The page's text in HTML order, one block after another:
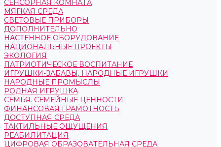
СЕНСОРНАЯ КОМНАТА
МЯГКАЯ СРЕДА
СВЕТОВЫЕ ПРИБОРЫ
ДОПОЛНИТЕЛЬНО
НАСТЕННОЕ ОБОРУДОВАНИЕ
НАЦИОНАЛЬНЫЕ ПРОЕКТЫ
ЭКОЛОГИЯ
ПАТРИОТИЧЕСКОЕ ВОСПИТАНИЕ
ИГРУШКИ-ЗАБАВЫ, НАРОДНЫЕ ИГРУШКИ
НАРОДНЫЕ ПРОМЫСЛЫ
РОДНАЯ ИГРУШКА
СЕМЬЯ. СЕМЕЙНЫЕ ЦЕННОСТИ.
ФИНАНСОВАЯ ГРАМОТНОСТЬ
ДОСТУПНАЯ СРЕДА
ТАКТИЛЬНЫЕ ОЩУЩЕНИЯ
РЕАБИЛИТАЦИЯ
ЦИФРОВАЯ ОБРАЗОВАТЕЛЬНАЯ СРЕДА